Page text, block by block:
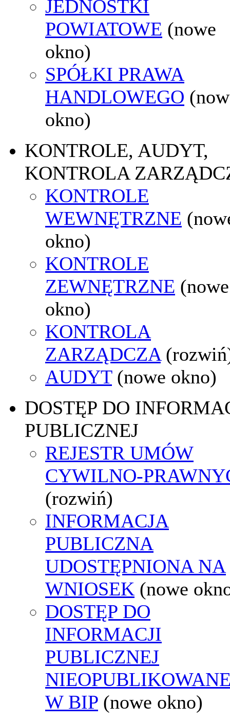
JEDNOSTKI
POWIATOWE (nowe
okno)
SPÓŁKI PRAWA
HANDLOWEGO
okno)
KONTROLE, AUDYT,
KONTROLA
KONTROLE
WEWNĘTRZNE
okno)
KONTROLE
ZEWNĘTRZNE (nowe
okno)
KONTROLA
ZARZĄDCZA
AUDYT (nowe okno)
DOSTĘP DO
PUBLICZNEJ
REJESTR UMÓW
CYWILNO-
(rozwiń)
INFORMACJA
PUBLICZNA
UDOSTĘPNIONA NA
WNIOSEK (nowe
DOSTĘP DO
INFORMACJI
PUBLICZNEJ
W BIP (nowe okno)